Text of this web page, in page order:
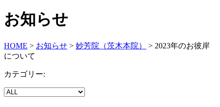
お知らせ
HOME > お知らせ > 妙芳院（茨木本院） > 2023年のお彼岸
について
カテゴリー: